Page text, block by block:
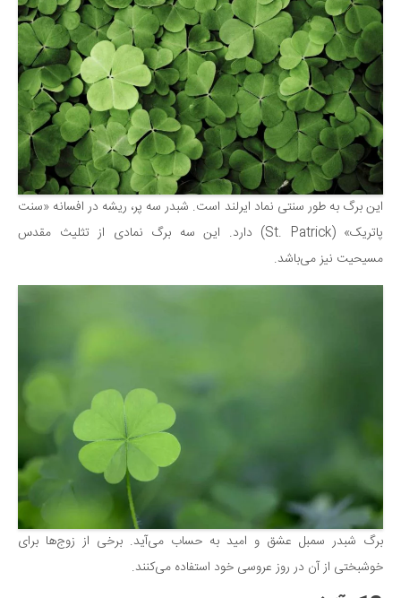
این برگ به طور سنتی نماد ایرلند است. شبدر سه پر، ریشه در افسانه «سنت
پاتریک» (St. Patrick) دارد. این سه برگ نمادی از تثلیث مقدس
مسیحیت نیز می‌باشد.
برگ شبدر سمبل عشق و امید به حساب می‌آید. برخی از زوج‌ها برای
خوشبختی از آن در روز عروسی خود استفاده می‌کنند.